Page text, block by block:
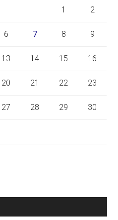
1 2
6 7 8 9
13 14 15 16
20 21 22 23
27 28 29 30